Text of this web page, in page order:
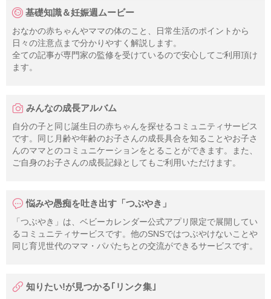
基礎知識＆妊娠週ムービー
おなかの赤ちゃんやママの体のこと、日常生活のポイントから
日々の注意点まで分かりやすく解説します。
全ての記事が専門家の監修を受けているので安心してご利用頂け
ます。
みんなの成長アルバム
自分の子と同じ誕生日の赤ちゃんを探せるコミュニティサービス
です。同じ月齢や年齢のお子さんの成長具合を知ることやお子さ
んのママとのコミュニケーションをとることができます。また、
ご自身のお子さんの成長記録としてもご利用いただけます。
悩みや愚痴を吐き出す「つぶやき」
「つぶやき」は、ベビーカレンダー公式アプリ限定で展開してい
るコミュニティサービスです。他のSNSではつぶやけないことや
同じ育児世代のママ・パパたちとの交流ができるサービスです。
知りたい!が見つかる｢リンク集｣